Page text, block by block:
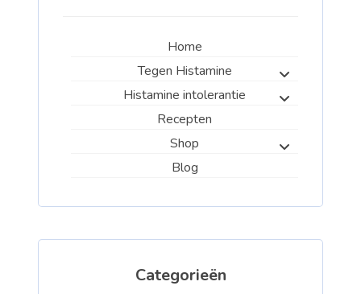
Home
Tegen Histamine
Histamine intolerantie
Recepten
Shop
Blog
Categorieën